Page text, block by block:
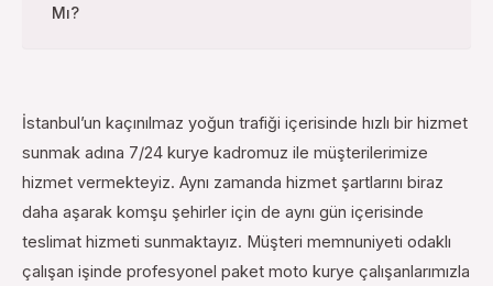
Mı?
İstanbul’un kaçınılmaz yoğun trafiği içerisinde hızlı bir hizmet
sunmak adına 7/24 kurye kadromuz ile müşterilerimize
hizmet vermekteyiz. Aynı zamanda hizmet şartlarını biraz
daha aşarak komşu şehirler için de aynı gün içerisinde
teslimat hizmeti sunmaktayız. Müşteri memnuniyeti odaklı
çalışan işinde profesyonel paket moto kurye çalışanlarımızla